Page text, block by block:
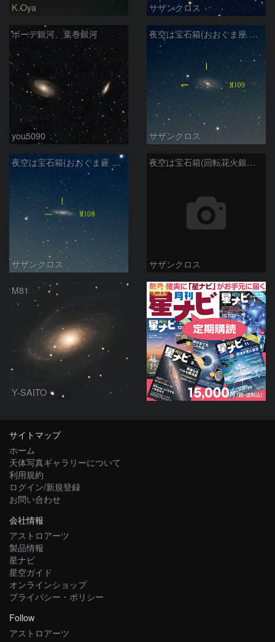
K.Oya サザンクロス
ボーデ銀河、葉巻銀河
you5090
夜空は宝石箱(おおぐま座 M109) Seestar50
サザンクロス
夜空は宝石箱(おおぐま座 M108) Seestar50
サザンクロス
夜空は宝石箱(回転花火銀河 M101) Seestar50
サザンクロス
M81
Y-SAITO
PR
サイトマップ
ホーム
天体写真ギャラリーについて
利用規約
ログイン/新規登録
お問い合わせ
会社情報
アストロアーツ
製品情報
星ナビ
星空ガイド
オンラインショップ
プライバシー・ポリシー
Follow
アストロアーツ